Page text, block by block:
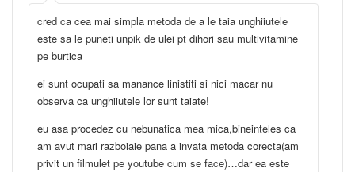
cred ca cea mai simpla metoda de a le taia unghiiutele
este sa le puneti unpik de ulei pt dihori sau multivitamine
pe burtica
ei sunt ocupati sa manance linistiti si nici macar nu
observa ca unghiiutele lor sunt taiate!
eu asa procedez cu nebunatica mea mica,bineinteles ca
am avut mari razboiaie pana a invata metoda corecta(am
privit un filmulet pe youtube cum se face)…dar ea este